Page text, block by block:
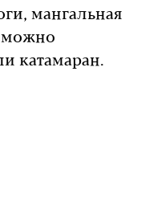
мангальная
можно
катамаран.